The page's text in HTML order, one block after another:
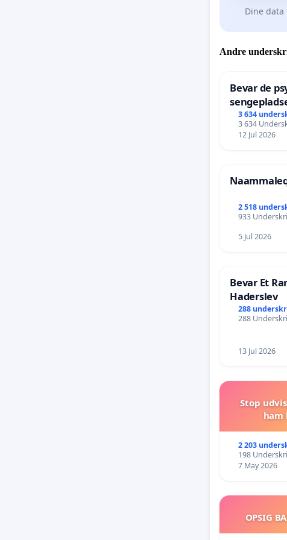
13.
15.
* Navne på personer
* Navne på
* Navne på
Dine
Andre
Bevar de
3 634
3 634
12 Jul 2026
2 518
933
5 Jul 2026
Bevar Et
Haderslev
288
288
13 Jul 2026
Stop
ham
2 203
198
7 May 2026
OPSIG